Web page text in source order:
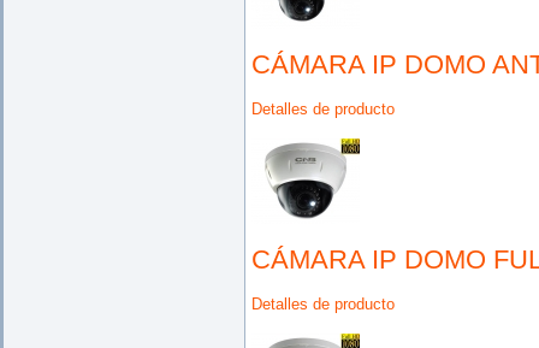
CÁMARA IP DOMO
Detalles de producto
CÁMARA IP DOMO
Detalles de producto